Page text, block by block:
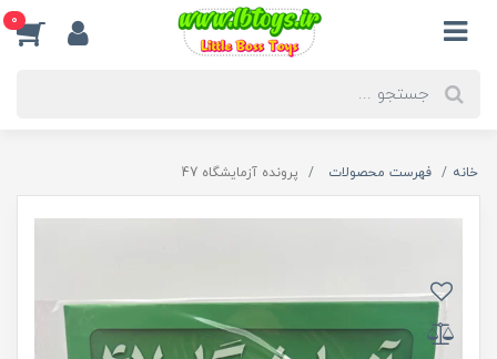
0
خانه فهرست محصولات پرونده آزمایشگاه 47